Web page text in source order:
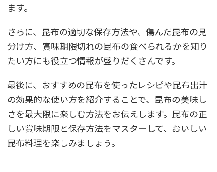
ます。
さらに、昆布の適切な保存方法や、傷んだ昆布の見
分け方、賞味期限切れの昆布の食べられるかを知り
たい方にも役立つ情報が盛りだくさんです。
最後に、おすすめの昆布を使ったレシピや昆布出汁
の効果的な使い方を紹介することで、昆布の美味し
さを最大限に楽しむ方法をお伝えします。昆布の正
しい賞味期限と保存方法をマスターして、おいしい
昆布料理を楽しみましょう。